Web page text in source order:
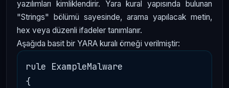
yazılımları kimliklendirir. Yara kural yapısında bulunan
"Strings" bölümü sayesinde, arama yapılacak metin,
hex veya düzenli ifadeler tanımlanır.
Aşağıda basit bir YARA kuralı örneği verilmiştir:
rule ExampleMalware
{